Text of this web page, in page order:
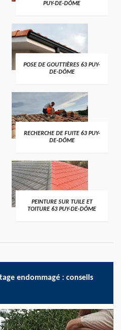
PUY-DE-DÔME
POSE DE GOUTTIÈRES 63 PUY-
DE-DÔME
RECHERCHE DE FUITE 63 PUY-
DE-DÔME
PEINTURE SUR TUILE ET
TOITURE 63 PUY-DE-DÔME
endommagé : conseils